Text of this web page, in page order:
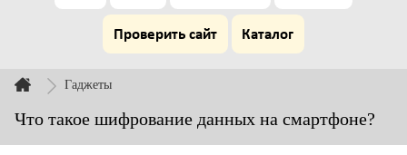
Проверить сайт Каталог
Гаджеты
Что такое шифрование данных на смартфоне?